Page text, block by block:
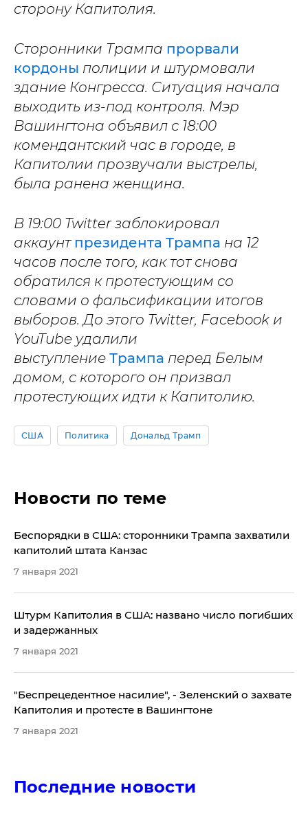
сторону Капитолия.
Сторонники Трампа прорвали
кордоны полиции и штурмовали
здание Конгресса. Ситуация начала
выходить из-под контроля. Мэр
Вашингтона объявил с 18:00
комендантский час в городе, в
Капитолии прозвучали выстрелы,
была ранена женщина.
В 19:00 Twitter заблокировал
аккаунт президента Трампа на 12
часов после того, как тот снова
обратился к протестующим со
словами о фальсификации итогов
выборов. До этого Twitter, Facebook и
YouTube удалили
выступление Трампа перед Белым
домом, с которого он призвал
протестующих идти к Капитолию.
США Политика Дональд Трамп
Новости по теме
Беспорядки в США: сторонники Трампа захватили
капитолий штата Канзас
7 января 2021
Штурм Капитолия в США: названо число погибших
и задержанных
7 января 2021
"Беспрецедентное насилие", - Зеленский о захвате
Капитолия и протесте в Вашингтоне
7 января 2021
Последние новости